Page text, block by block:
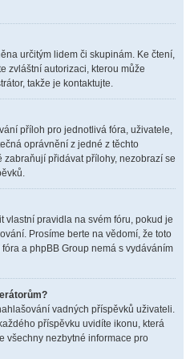
určitým lidem či skupinám. Ke čtení,
zvláštní autorizaci, kterou může
takže je kontaktujte.
příloh pro jednotlivá fóra, uživatele,
oprávnění z jedné z těchto
přidávat přílohy, nezobrazí se
vlastní pravidla na svém fóru, pokud je
Prosíme berte na vědomí, že toto
a phpBB Group nemá s vydáváním
vadných příspěvků uživateli.
příspěvku uvidíte ikonu, která
všechny nezbytné informace pro